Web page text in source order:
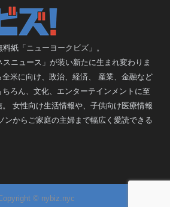
紙「ニューヨークビズ」。
ニュース」が装い新たに生まれ変わりま
米に向け、政治、経済、 産業、金融など
ろん、文化、エンターテインメントに至
女性向け生活情報や、子供向け医療情報
ンからご家庭の主婦まで幅広く愛読できる
© nybiz.nyc